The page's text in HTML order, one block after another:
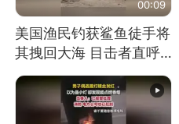
00:09
美国渔民钓获鲨鱼徒手将
其拽回大海 目击者直呼
震惊 （视频来源：参考
消息）